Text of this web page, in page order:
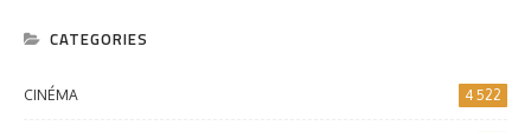
CATEGORIES
CINÉMA 4 522